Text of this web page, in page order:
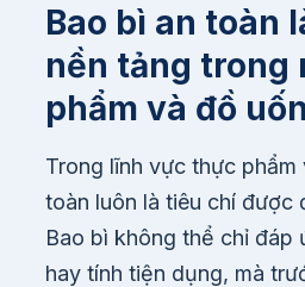
Bao bì an toàn
nền tảng trong
phẩm và đồ
Trong lĩnh vực thực phẩm
toàn luôn là tiêu chí được
Bao bì không thể chỉ đáp
hay tính tiện dụng, mà